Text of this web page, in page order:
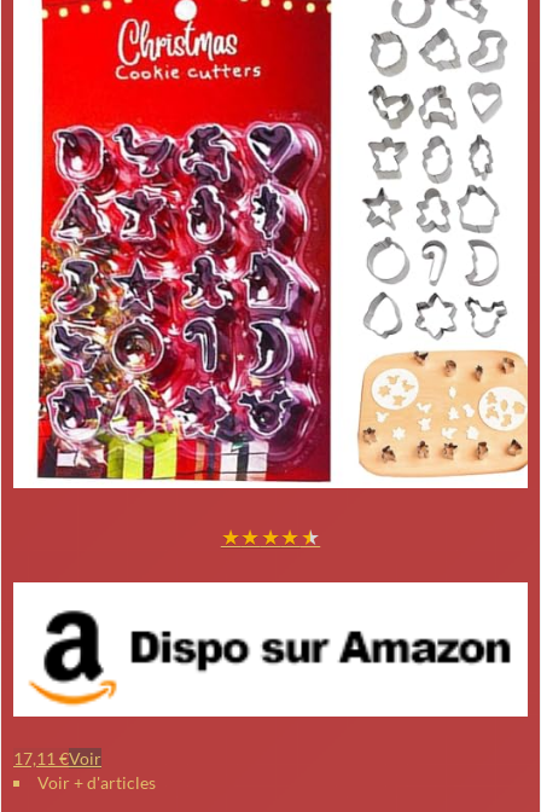
★★★★★
17,11 €Voir
Voir + d'articles